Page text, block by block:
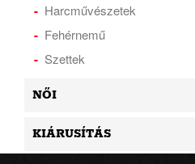
Harcművészetek
Fehérnemű
Szettek
NŐI
KIÁRUSÍTÁS